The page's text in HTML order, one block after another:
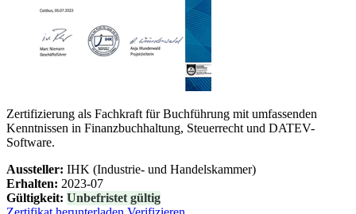
Zertifizierung als Fachkraft für Buchführung mit umfassenden
Kenntnissen in Finanzbuchhaltung, Steuerrecht und DATEV-
Software.
Aussteller: IHK (Industrie- und Handelskammer)
Erhalten: 2023-07
Gültigkeit: Unbefristet gültig